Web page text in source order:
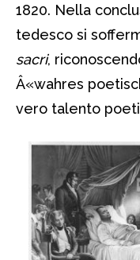
1820. Nella
tedesco si
sacri,
Â«wahres
vero talento